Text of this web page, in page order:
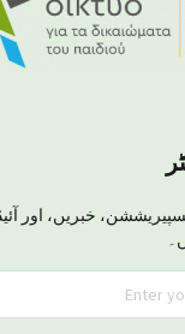
خبریں، اور